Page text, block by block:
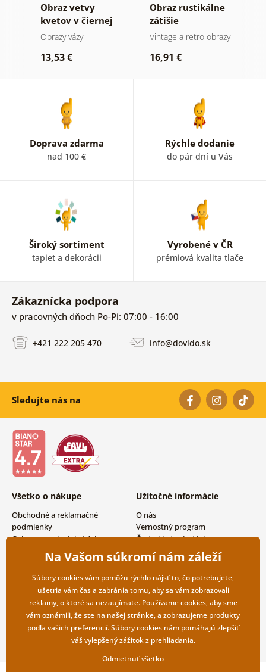
Obraz vetvy
kvetov v čiernej
váze
Obrazy vázy
13,53 €
Obraz rustikálne
zátišie
Vintage a retro obrazy
16,91 €
Doprava zdarma
nad 100 €
Rýchle dodanie
do pár dní u Vás
Široký sortiment
tapiet a dekorácii
Vyrobené v ČR
prémiová kvalita tlače
Zákaznícka podpora
v pracovných dňoch Po-Pi: 07:00 - 16:00
+421 222 205 470 info@dovido.sk
Sledujte nás na
Všetko o nákupe
Obchodné a reklamačné
podmienky
Ochrana osobných údajov
Možnosti dopravy a platby
Vrátenie tovaru
Užitočné informácie
O nás
Vernostný program
Často kladené otázky
Magazín
Kontakty
Veľkoobchodná spolupráca
Na Vašom súkromí nám záleží
Súbory cookies vám pomôžu rýchlo nájsť to, čo potrebujete,
ušetria vám čas a zabránia tomu, aby sa vám zobrazovali
reklamy, o ktoré sa nezaujímate. Používamecookies, aby sme
vám oznámili, že ste na našej stránke, a zobrazujeme produkty
podľa vašich preferencií. Súbory cookies nám pomáhajú zlepšiť
váš vylepšený zážitok z prehliadania.
Odmietnuť všetko